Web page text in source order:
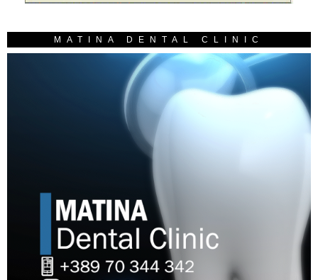
MATINA DENTAL CLINIC